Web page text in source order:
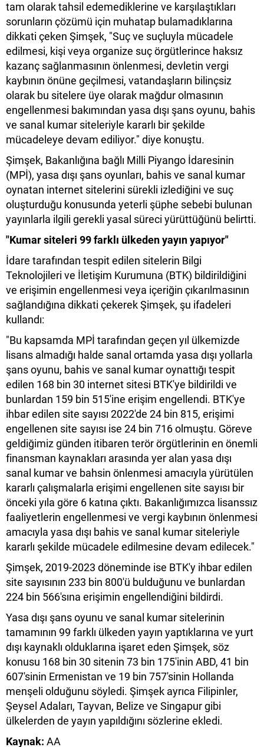
tam olarak tahsil edemediklerine ve karşılaştıkları
sorunların çözümü için muhatap bulamadıklarına
dikkati çeken Şimşek, "Suç ve suçluyla mücadele
edilmesi, kişi veya organize suç örgütlerince haksız
kazanç sağlanmasının önlenmesi, devletin vergi
kaybının önüne geçilmesi, vatandaşların bilinçsiz
olarak bu sitelere üye olarak mağdur olmasının
engellenmesi bakımından yasa dışı şans oyunu, bahis
ve sanal kumar siteleriyle kararlı bir şekilde
mücadeleye devam ediliyor." diye konuştu.
Şimşek, Bakanlığına bağlı Milli Piyango İdaresinin
(MPİ), yasa dışı şans oyunları, bahis ve sanal kumar
oynatan internet sitelerini sürekli izlediğini ve suç
oluşturduğu konusunda yeterli şüphe sebebi bulunan
yayınlarla ilgili gerekli yasal süreci yürüttüğünü belirtti.
"Kumar siteleri 99 farklı ülkeden yayın yapıyor"
İdare tarafından tespit edilen sitelerin Bilgi
Teknolojileri ve İletişim Kurumuna (BTK) bildirildiğini
ve erişimin engellenmesi veya içeriğin çıkarılmasının
sağlandığına dikkati çekerek Şimşek, şu ifadeleri
kullandı:
"Bu kapsamda MPİ tarafından geçen yıl ülkemizde
lisans almadığı halde sanal ortamda yasa dışı yollarla
şans oyunu, bahis ve sanal kumar oynattığı tespit
edilen 168 bin 30 internet sitesi BTK'ye bildirildi ve
bunlardan 159 bin 515'ine erişim engellendi. BTK'ye
ihbar edilen site sayısı 2022'de 24 bin 815, erişimi
engellenen site sayısı ise 24 bin 716 olmuştu. Göreve
geldiğimiz günden itibaren terör örgütlerinin en önemli
finansman kaynakları arasında yer alan yasa dışı
sanal kumar ve bahsin önlenmesi amacıyla yürütülen
kararlı çalışmalarla erişimi engellenen site sayısı bir
önceki yıla göre 6 katına çıktı. Bakanlığımızca lisanssız
faaliyetlerin engellenmesi ve vergi kaybının önlenmesi
amacıyla yasa dışı bahis ve sanal kumar siteleriyle
kararlı şekilde mücadele edilmesine devam edilecek."
Şimşek, 2019-2023 döneminde ise BTK'y ihbar edilen
site sayısının 233 bin 800'ü bulduğunu ve bunlardan
224 bin 566'sına erişimin engellendiğini bildirdi.
Yasa dışı şans oyunu ve sanal kumar sitelerinin
tamamının 99 farklı ülkeden yayın yaptıklarına ve yurt
dışı kaynaklı olduklarına işaret eden Şimşek, söz
konusu 168 bin 30 sitenin 73 bin 175'inin ABD, 41 bin
607'sinin Ermenistan ve 19 bin 757'sinin Hollanda
menşeli olduğunu söyledi. Şimşek ayrıca Filipinler,
Şeysel Adaları, Tayvan, Belize ve Singapur gibi
ülkelerden de yayın yapıldığını sözlerine ekledi.
Kaynak: AA